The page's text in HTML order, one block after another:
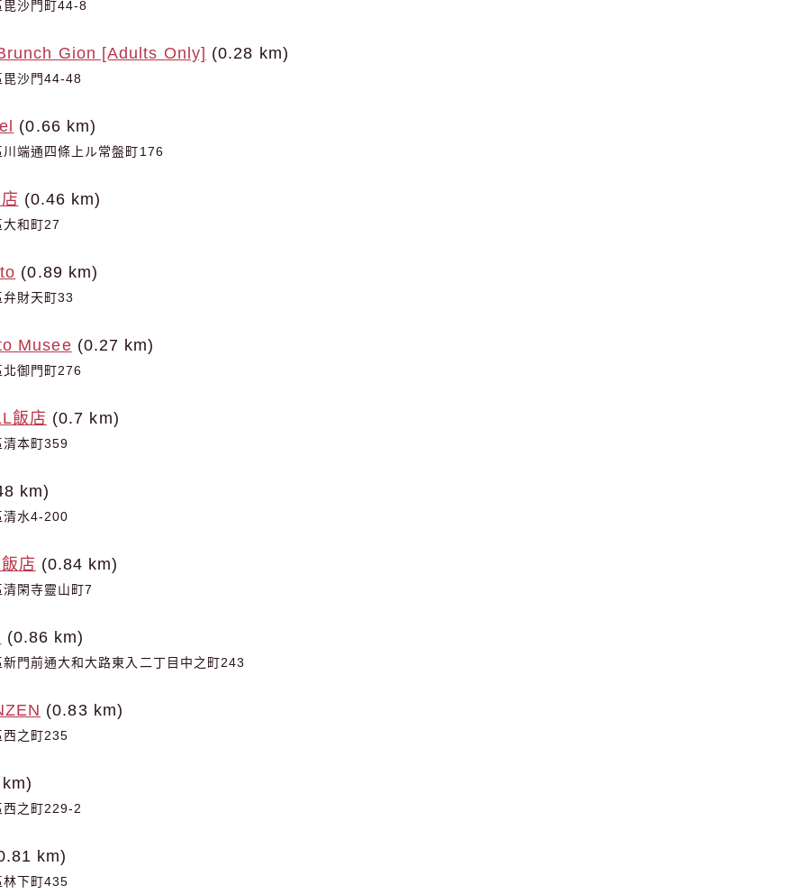
毘沙門町44-8
Gion [Adults Only] (0.28 km)
毘沙門44-48
(0.66 km)
端通四條上ル常盤町176
(0.46 km)
和町27
(0.89 km)
財天町33
Musee (0.27 km)
御門町276
飯店 (0.7 km)
清本町359
km)
清水4-200
店 (0.84 km)
閑寺靈山町7
(0.86 km)
門前通大和大路東入二丁目中之町243
(0.83 km)
西之町235
西之町229-2
km)
林下町435